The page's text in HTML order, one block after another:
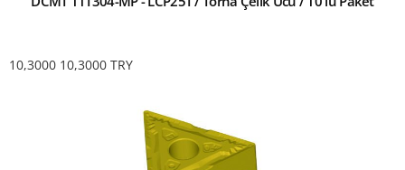
10,3000 10,3000 TRY